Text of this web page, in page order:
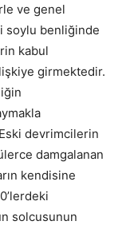
ve genel
soylu benliğinde
kabul
girmektedir.
devrimcilerin
damgalanan
kendisine
solcusunun